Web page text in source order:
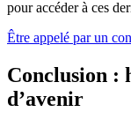
pour accéder à ces
Être appelé par un
Conclusion :
d’avenir